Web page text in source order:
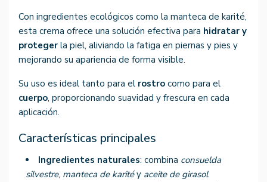
Con ingredientes ecológicos como la manteca de karité,
esta crema ofrece una solución efectiva para hidratar y
proteger la piel, aliviando la fatiga en piernas y pies y
mejorando su apariencia de forma visible.
Su uso es ideal tanto para el rostro como para el
cuerpo, proporcionando suavidad y frescura en cada
aplicación.
Características principales
Ingredientes naturales: combina consuelda
silvestre, manteca de karitéy aceite de girasol.